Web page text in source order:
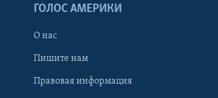
ГОЛОС АМЕРИКИ
О нас
Пишите нам
Правовая информация